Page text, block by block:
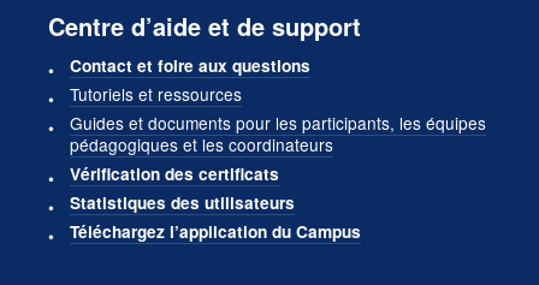
Centre d’aide et de support
Contact et foire aux questions
Tutoriels et ressources
Guides et documents pour les participants, les équipes
pédagogiques et les coordinateurs
Vérification des certificats
Statistiques des utilisateurs
Téléchargez l’application du Campus